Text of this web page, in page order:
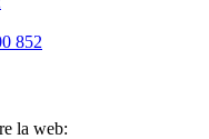
852
la web: